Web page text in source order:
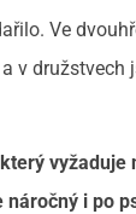
Ve
v družstvech
vyžaduje
náročný i po